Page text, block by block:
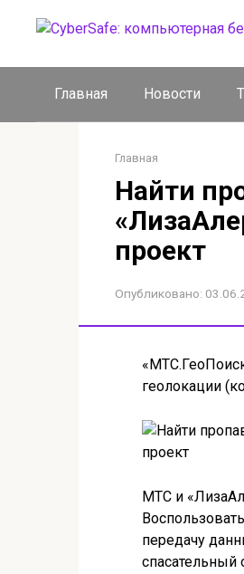
Главная Новости
Главная
Найти
проект
Опубликовано:
геолокации
МТС и
передачу
спасательный